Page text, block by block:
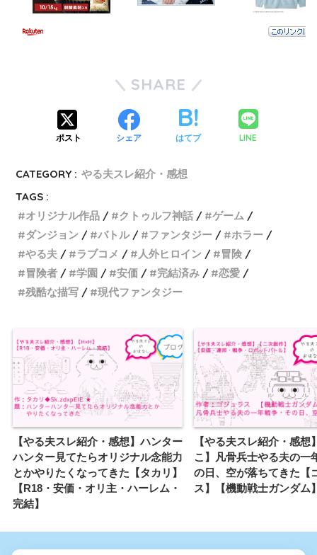
SHARE
ポスト シェア はてブ LINE
CATEGORY : やる夫スレ紹介・感想
TAGS :
オリジナル作品
クトゥルフ神話
ゲーム
ダンジョン
バトル ファンタジー
ホラー
やる夫
ラブコメ 人外ヒロイン
冒険
冒険者
学園 安価 完結済み
恋愛
残酷な描写
現代ファンタジー
【やる夫スレ紹介・感想】ハンター
ハンター見てたらオリジナル念能力
とかやりたくなってきた【タカリ】
【R18・安価・オリ主・ハーレム・
完結】
【やる夫スレ紹介・感想
こ】凡骨兵士やる夫の一
の日、空が落ちてきた【
ス】【機動戦士ガンダム